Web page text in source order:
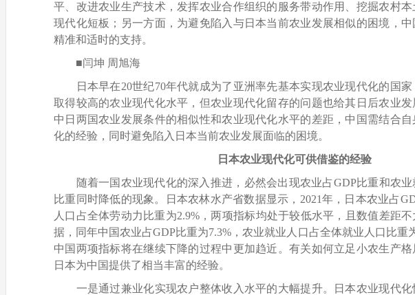
平、改进农业生产技术，发挥农业合作组织的服务带动作用、挖掘农村
现代化短板；另一方面，为避免陷入与日本当前农业发展相似的困境，中
精准和适时的支持。
■闫坤 周旭海
日本早在20世纪70年代就成为了亚洲率先基本实现农业现代化的国家
取得较高的农业现代化水平，但农业现代化留存的问题也给其日后农业
中日两国农业发展条件的相似性和农业现代化水平的差距，中国需结合
化的经验，同时避免陷入日本当前农业发展面临的困境。
日本农业现代化可供借鉴的经验
随着一国农业现代化的深入推进，必然会出现农业占GDP比重和农业
比重同时降低的现象。日本农林水产省数据显示，2021年，日本农业占
人口占全体劳动力比重为2.9%，两项指标均处于较低水平，且数值差距
据，同年中国农业占GDP比重为7.3%，农业就业人口占全体就业人口比重
中国两项指标将在继续下降的过程中更加趋近。有关如何立足小农生产格
日本为中国提供了相当丰富的经验。
一是通过兼业化实现农户整体收入水平的大幅提升。日本农业现代化